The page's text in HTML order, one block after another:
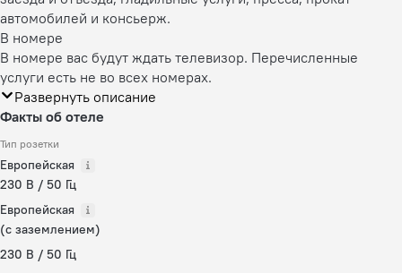
автомобилей и консьерж.
В номере
В номере вас будут ждать телевизор. Перечисленные
услуги есть не во всех номерах.
Развернуть описание
Факты об отеле
Тип розетки
Европейская
230 В / 50 Гц
Европейская
(с заземлением)
230 В / 50 Гц